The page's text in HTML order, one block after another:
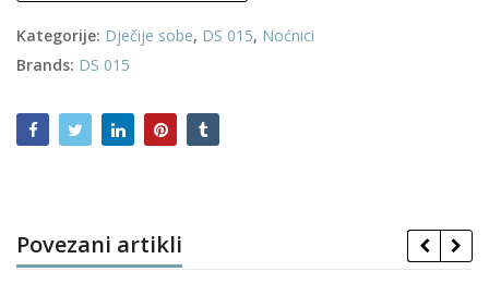
Kategorije: Dječije sobe, DS 015, Noćnici
Brands: DS 015
Povezani artikli